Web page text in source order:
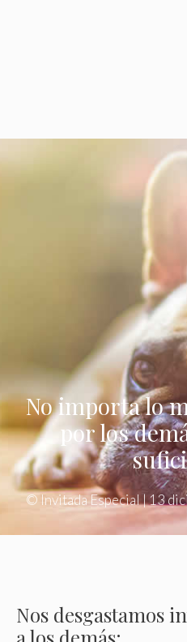
No importa lo
por los
© Invitada Especial|13
Nos desgastamos